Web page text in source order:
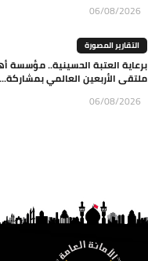
06/08/2026
التقارير المصورة
برعاية العتبة الحسينية.. مؤسسة
ملتقى الأربعين العالمي بمشاركة...
06/08/2026